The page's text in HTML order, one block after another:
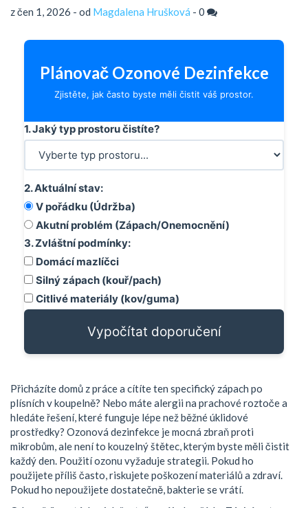
z čen 1, 2026 - od Magdalena Hrušková - 0
Kalkulačka
frekvence
ozonové
dezinfekce
Plánovač Ozonové Dezinfekce
Zjistěte, jak často byste měli čistit váš prostor.
1. Jaký typ prostoru čistíte?
2. Aktuální stav:
V pořádku (Údržba)
Akutní problém (Zápach/Onemocnění)
3. Zvláštní podmínky:
Domácí mazlíčci
Silný zápach (kouř/pach)
Citlivé materiály (kov/guma)
Vypočítat doporučení
Přicházíte domů z práce a cítíte ten specifický zápach po
plísních v koupelně? Nebo máte alergii na prachové roztoče a
hledáte řešení, které funguje lépe než běžné úklidové
prostředky? Ozonová dezinfekce je mocná zbraň proti
mikrobům, ale není to kouzelný štětec, kterým byste měli čistit
každý den. Použití ozonu vyžaduje strategii. Pokud ho
použijete příliš často, riskujete poškození materiálů a zdraví.
Pokud ho nepoužijete dostatečně, bakterie se vrátí.